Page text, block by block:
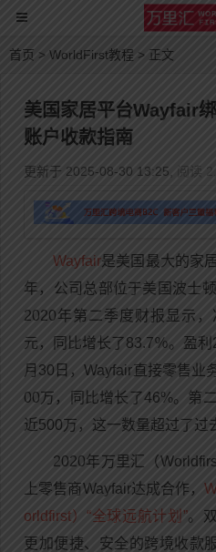
首页 > WorldFirst教程 > 正文
美国家居平台Wayfair
账户收款指南
更新于 2025-08-30 13:25, 阅读
Wayfair是美国最大的家
年，公司总部位于美国波士
2020年第二季度财报显示
元，同比增长了83.7％。盈
月30日，Wayfair直接零售业
00万，同比增长了46%。第
近500万，这一数量超过了过
2020年万里汇（
上零售商Wayfair达成合作，
orldfirst）“全球远航计划”。
更加便捷、安全的跨境收款